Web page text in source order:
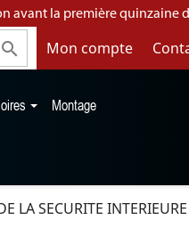
avant la première quinzaine
 Mon compte
Montage
LA SECURITE INTERIEURE